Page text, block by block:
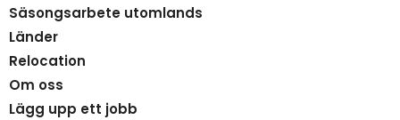
Säsongsarbete utomlands
Länder
Relocation
Om oss
Lägg upp ett jobb